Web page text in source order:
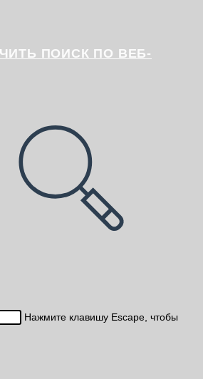
ПОИСК ПО ВЕБ-
Нажмите клавишу Escape, чтобы